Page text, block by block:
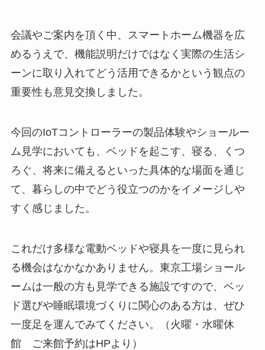
会議やご案内を頂く中、スマートホーム機器を広
めるうえで、機能説明だけではなく実際の生活シ
ーンに取り入れてどう活用できるかという観点の
重要性も意見交換しました。
今回のIoTコントローラーの製品体験やショールー
ム見学においても、ベッドを起こす、寝る、くつ
ろぐ、将来に備えるといった具体的な場面を通じ
て、暮らしの中でどう役立つのかをイメージしや
すく感じました。
これだけ多様な電動ベッドや寝具を一度に見られ
る機会はなかなかありません。東京工場ショール
ームは一般の方も見学できる施設ですので、ベッ
ド選びや睡眠環境づくりに関心のある方は、ぜひ
一度足を運んでみてください。（火曜・水曜休
館 ご来館予約はHPより）